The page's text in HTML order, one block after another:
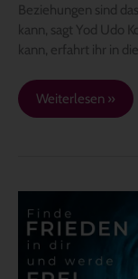
Beziehungen sind
kann, sagt Yod Udo
kann, erfahrt ihr in
Weiterlesen »
Frieden
in
dir